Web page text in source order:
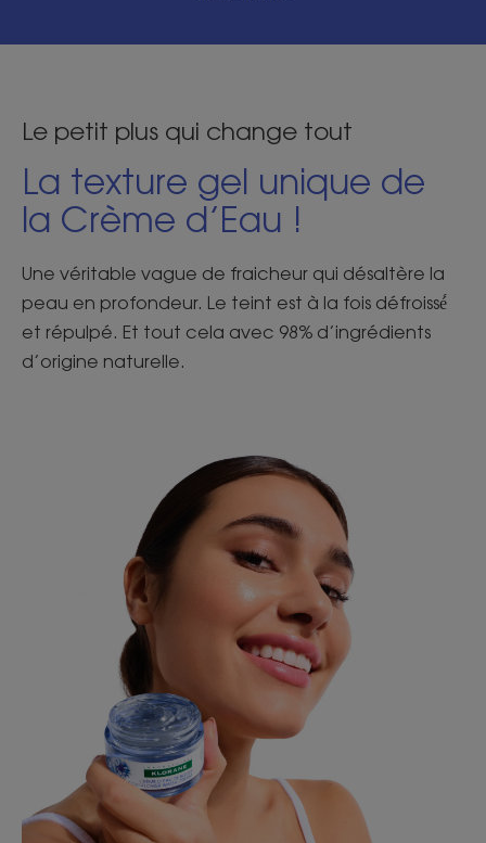
Le petit plus qui change tout
La texture gel unique de
la Crème d’Eau !
Une véritable vague de fraicheur qui désaltère la
peau en profondeur. Le teint est à la fois défroissé́
et répulpé. Et tout cela avec 98% d’ingrédients
d’origine naturelle.